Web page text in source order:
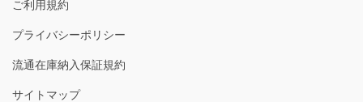
ご利用規約
プライバシーポリシー
流通在庫納入保証規約
サイトマップ